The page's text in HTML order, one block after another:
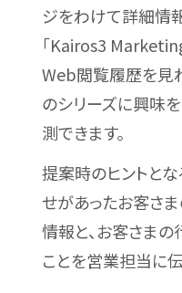
ジをわけて詳細情
「Kairos3
Web閲覧履歴を見
のシリーズに興味
測できます。
提案時のヒントと
せがあったお客さ
情報と、お客さま
ことを営業担当に伝